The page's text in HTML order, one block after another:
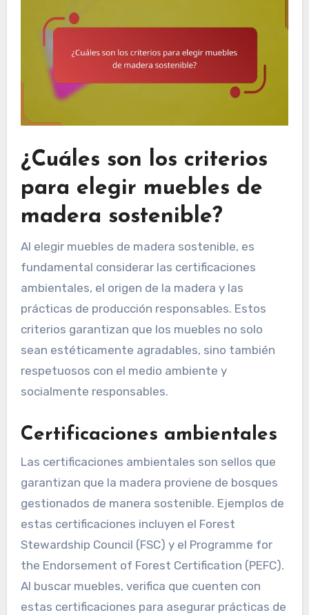
¿Cuáles son los criterios
para elegir muebles de
madera sostenible?
Al elegir muebles de madera sostenible, es
fundamental considerar las certificaciones
ambientales, el origen de la madera y las
prácticas de producción responsables. Estos
criterios garantizan que los muebles no solo
sean estéticamente agradables, sino también
respetuosos con el medio ambiente y
socialmente responsables.
Certificaciones ambientales
Las certificaciones ambientales son sellos que
garantizan que la madera proviene de bosques
gestionados de manera sostenible. Ejemplos de
estas certificaciones incluyen el Forest
Stewardship Council (FSC) y el Programme for
the Endorsement of Forest Certification (PEFC).
Al buscar muebles, verifica que cuenten con
estas certificaciones para asegurar prácticas de